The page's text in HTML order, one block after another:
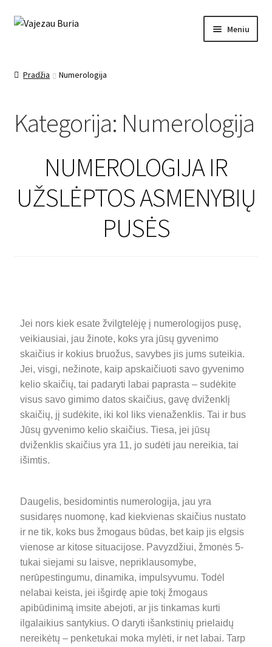
Meniu
Mano įrašai
Kontaktai
Pradžia Numerologija
Kategorija: Numerologija
NUMEROLOGIJA IR
UŽSLĖPTOS ASMENYBIŲ
PUSĖS
Jei nors kiek esate žvilgtelėję į numerologijos pusę,
veikiausiai, jau žinote, koks yra jūsų gyvenimo
skaičius ir kokius bruožus, savybes jis jums suteikia.
Jei, visgi, nežinote, kaip apskaičiuoti savo gyvenimo
kelio skaičių, tai padaryti labai paprasta – sudėkite
visus savo gimimo datos skaičius, gavę dviženklį
skaičių, jį sudėkite, iki kol liks vienaženklis. Tai ir bus
Jūsų gyvenimo kelio skaičius. Tiesa, jei jūsų
dviženklis skaičius yra 11, jo sudėti jau nereikia, tai
išimtis.
Daugelis, besidomintis numerologija, jau yra
susidaręs nuomonę, kad kiekvienas skaičius nustato
ir ne tik, koks bus žmogaus būdas, bet kaip jis elgsis
vienose ar kitose situacijose. Pavyzdžiui, žmonės 5-
tukai siejami su laisve, nepriklausomybe,
nerūpestingumu, dinamika, impulsyvumu. Todėl
nelabai keista, jei išgirdę apie tokį žmogaus
apibūdinimą imsite abejoti, ar jis tinkamas kurti
ilgalaikius santykius. O daryti išankstinių prielaidų
nereikėtų – penketukai moka mylėti, ir net labai. Tarp